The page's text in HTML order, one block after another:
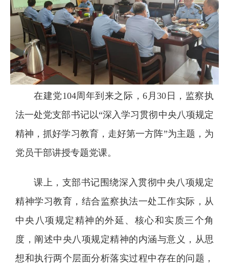
在建党104周年到来之际，6月30日，监察执
法一处党支部书记以“深入学习贯彻中央八项规定
精神，抓好学习教育，走好第一方阵”为主题，为
党员干部讲授专题党课。
课上，支部书记围绕深入贯彻中央八项规定
精神学习教育，结合监察执法一处工作实际，从
中央八项规定精神的外延、核心和实质三个角
度，阐述中央八项规定精神的内涵与意义，从思
想和执行两个层面分析落实过程中存在的问题，